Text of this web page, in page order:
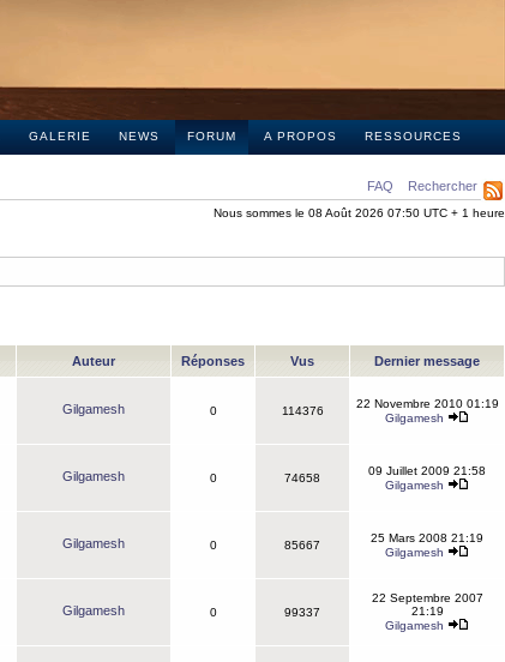
GALERIE NEWS FORUM A PROPOS RESSOURCES
FAQ Rechercher
Nous sommes le 08 Août 2026 07:50 UTC + 1 heure
Auteur Réponses Vus Dernier message
Gilgamesh 0 114376
22 Novembre 2010 01:19
Gilgamesh
Gilgamesh 0 74658
09 Juillet 2009 21:58
Gilgamesh
Gilgamesh 0 85667
25 Mars 2008 21:19
Gilgamesh
Gilgamesh 0 99337
22 Septembre 2007
21:19
Gilgamesh